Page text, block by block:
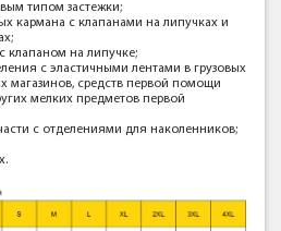
типом застежки;
кармана с клапанами на липучках и
клапаном на липучке;
с эластичными лентами в грузовых
магазинов, средств первой помощи
мелких предметов первой
с отделениями для наколенников;